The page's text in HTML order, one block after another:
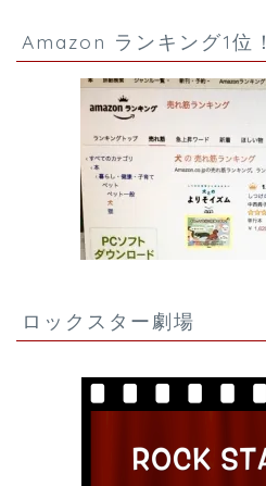
Amazon ランキング1位！
ロックスター劇場